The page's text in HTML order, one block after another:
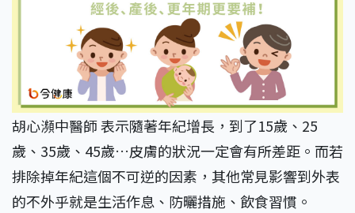
胡心瀕中醫師 表示隨著年紀增長，到了15歲、25
歲、35歲、45歲…皮膚的狀況一定會有所差距。而若
排除掉年紀這個不可逆的因素，其他常見影響到外表
的不外乎就是生活作息、防曬措施、飲食習慣。